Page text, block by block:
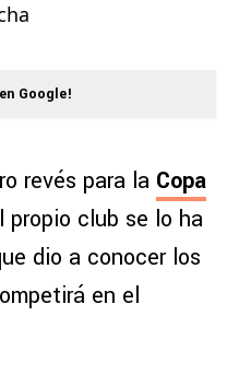
Google!
revés para la Copa
propio club se lo ha
dio a conocer los
en el